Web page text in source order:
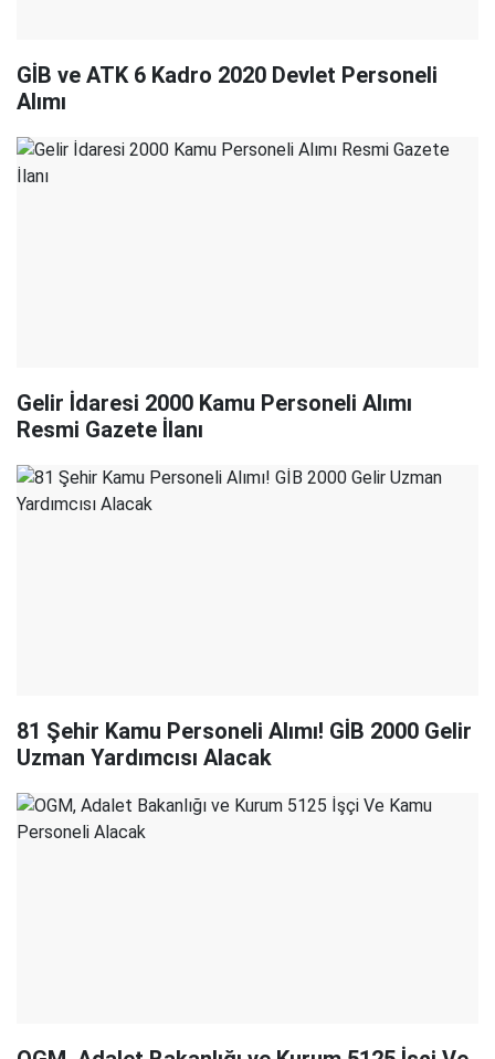
GİB ve ATK 6 Kadro 2020 Devlet Personeli
Alımı
Gelir İdaresi 2000 Kamu Personeli Alımı
Resmi Gazete İlanı
81 Şehir Kamu Personeli Alımı! GİB 2000 Gelir
Uzman Yardımcısı Alacak